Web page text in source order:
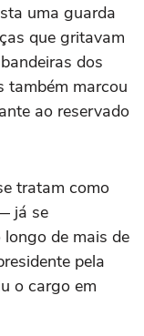
uma guarda
que gritavam
dos
também marcou
ao reservado
tratam como
já se
de mais de
pela
o cargo em